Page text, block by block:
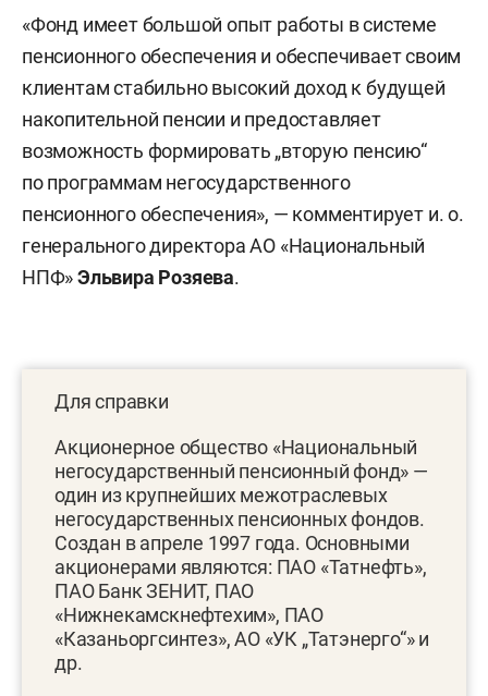
«Фонд имеет большой опыт работы в системе
пенсионного обеспечения и обеспечивает своим
клиентам стабильно высокий доход к будущей
накопительной пенсии и предоставляет
возможность формировать „вторую пенсию“
по программам негосударственного
пенсионного обеспечения», — комментирует и. о.
генерального директора АО «Национальный
НПФ»Эльвира Розяева.
Для справки
Акционерное общество «Национальный
негосударственный пенсионный фонд» —
один из крупнейших межотраслевых
негосударственных пенсионных фондов.
Создан в апреле 1997 года. Основными
акционерами являются: ПАО «Татнефть»,
ПАО Банк ЗЕНИТ, ПАО
«Нижнекамскнефтехим», ПАО
«Казаньоргсинтез», АО «УК „Татэнерго“» и
др.